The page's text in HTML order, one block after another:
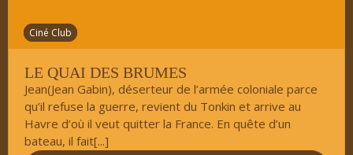
Ciné Club
LE QUAI DES BRUMES
Jean(Jean Gabin), déserteur de l’armée coloniale parce
qu’il refuse la guerre, revient du Tonkin et arrive au
Havre d’où il veut quitter la France. En quête d’un
bateau, il fait[...]